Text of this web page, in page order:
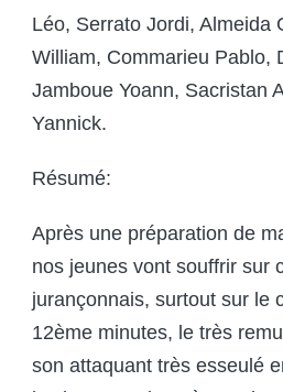
Léo, Serrato Jordi, Almeida
William, Commarieu Pablo,
Jamboue Yoann, Sacristan
Yannick.
Résumé:
Après une préparation de
nos jeunes vont souffrir sur
jurançonnais, surtout sur le
12ème minutes, le très
son attaquant très esseulé